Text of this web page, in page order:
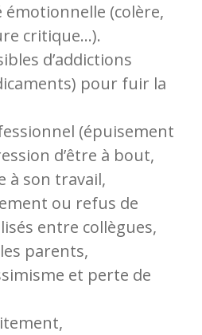
émotionnelle (colère,
critique…).
d’addictions
pour fuir la
(épuisement
d’être à bout,
à son travail,
ou refus de
entre collègues,
parents,
et perte de